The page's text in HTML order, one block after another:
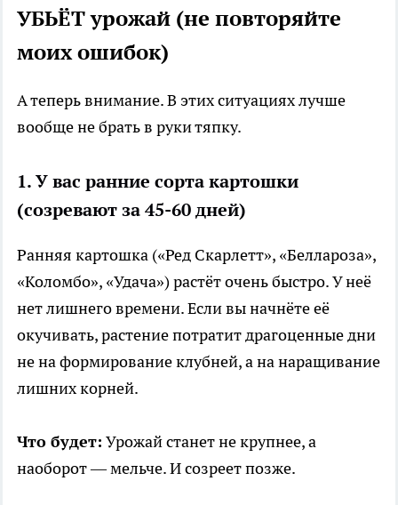
УБЬЁТ урожай (не повторяйте
моих ошибок)
А теперь внимание. В этих ситуациях лучше
вообще не брать в руки тяпку.
1. У вас ранние сорта картошки
(созревают за 45-60 дней)
Ранняя картошка («Ред Скарлетт», «Беллароза»,
«Коломбо», «Удача») растёт очень быстро. У неё
нет лишнего времени. Если вы начнёте её
окучивать, растение потратит драгоценные дни
не на формирование клубней, а на наращивание
лишних корней.
Что будет: Урожай станет не крупнее, а
наоборот — мельче. И созреет позже.